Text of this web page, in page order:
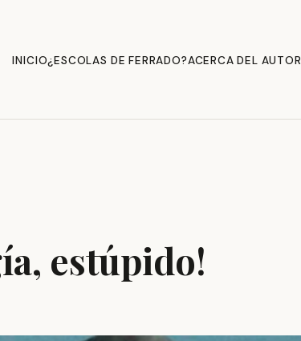
INICIO¿ESCOLAS DE FERRADO?ACERCA DEL AUTOR
estúpido!